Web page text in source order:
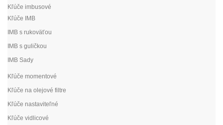
Kľúče imbusové
Kľúče IMB
IMB s rukoväťou
IMB s guličkou
IMB Sady
Kľúče momentové
Kľúče na olejové filtre
Kľúče nastaviteľné
Kľúče vidlicové